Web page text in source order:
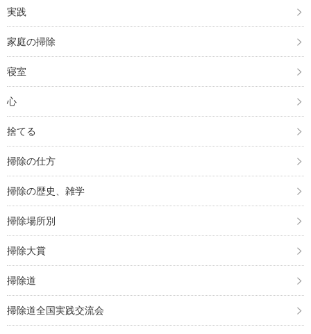
実践
家庭の掃除
寝室
心
捨てる
掃除の仕方
掃除の歴史、雑学
掃除場所別
掃除大賞
掃除道
掃除道全国実践交流会